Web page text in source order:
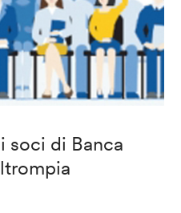
soci di Banca